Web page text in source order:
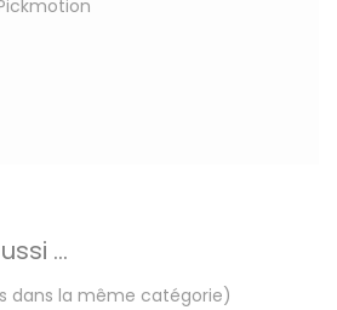
...
dans la même catégorie)